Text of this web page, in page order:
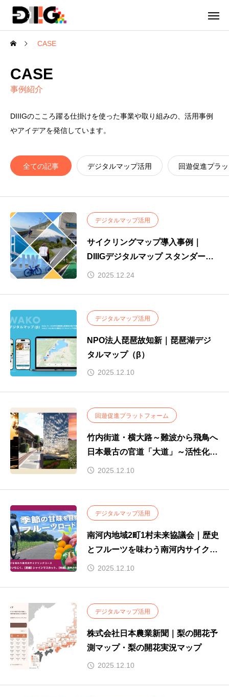
CASE
CASE
事例紹介
DIIIGのこころ躍る仕掛けを使った事業や取り組みの、活用事例
やアイデアを発信しています。
全ての記事 デジタルマップ活用 回遊促進プラ
デジタルマップ活用
サイクリングマップ導入事例｜
DIIIGデジタルマップ スタンダード
プラン
2025.12.24
デジタルマップ活用
NPO法人琵琶故知新｜琵琶湖デジ
タルマップ（β）
2025.12.10
回遊促進プラットフォーム
竹内街道・横大路～難波から飛鳥へ
日本最古の官道「大道」～活性化実
行委員会｜日本最古の官道を巡る竹
2025.12.10
デジタルマップ活用
南河内地域2町1村未来協議会｜歴史
とフルーツを味わう南河内サイクリ
ングコース
2025.12.10
デジタルマップ活用
株式会社日本農業新聞｜梨の開花予
測マップ・梨の開花実況マップ
2025.12.10